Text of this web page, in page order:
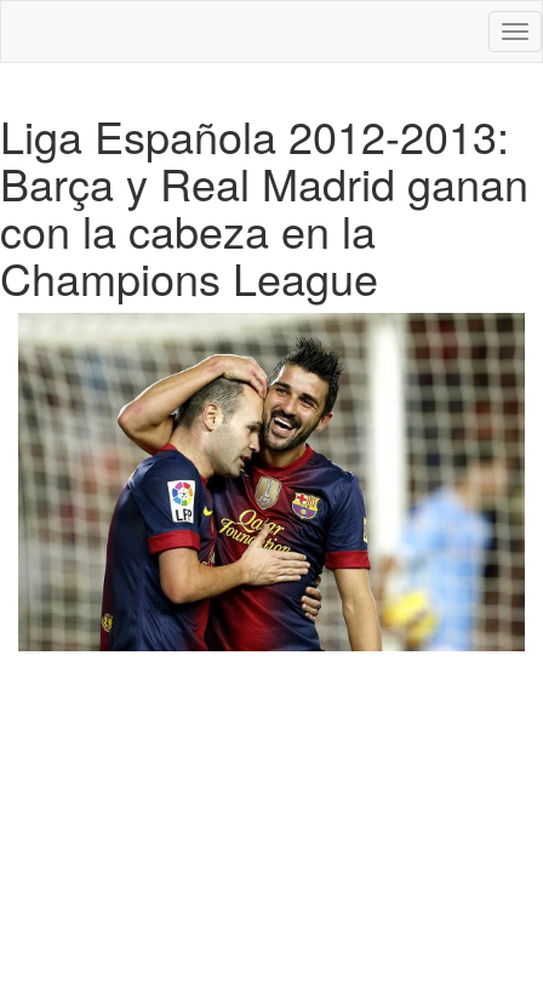
Liga Española 2012-2013:
Barça y Real Madrid ganan
con la cabeza en la
Champions League